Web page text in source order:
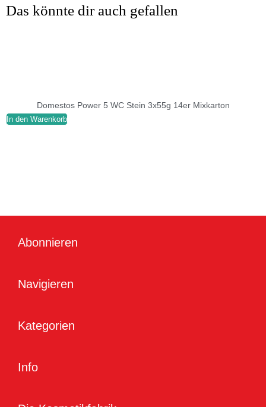
Das könnte dir auch gefallen
Domestos Power 5 WC Stein 3x55g 14er Mixkarton
In den Warenkorb
Abonnieren
Navigieren
Kategorien
Info